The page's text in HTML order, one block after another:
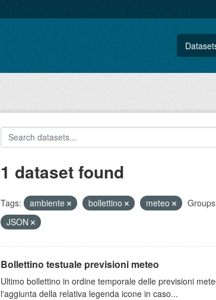
1 dataset found
Tags: ambiente bollettino meteo
JSON
Bollettino testuale previsioni meteo
Ultimo bollettino in ordine temporale delle previsioni
l'aggiunta della relativa legenda icone in caso...